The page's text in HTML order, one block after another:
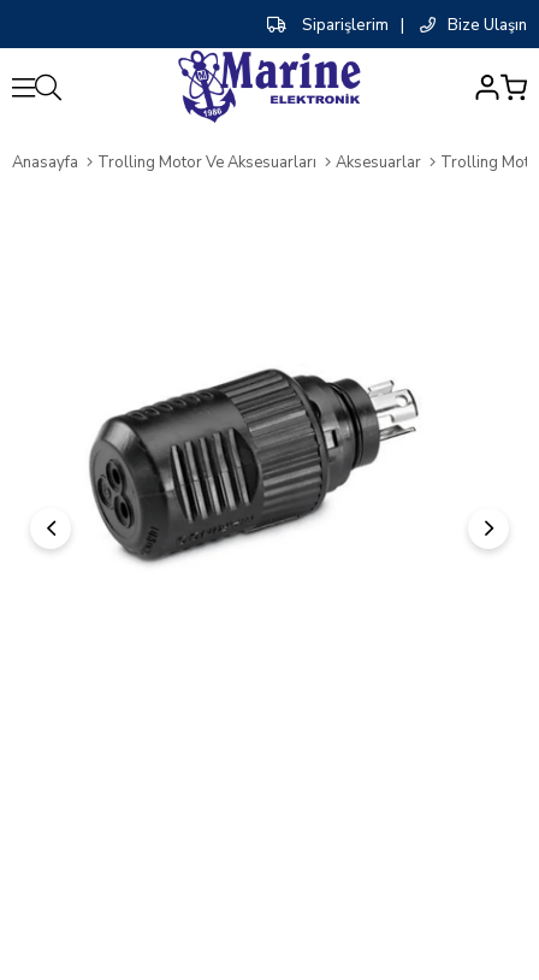
Siparişlerim | Bize Ulaşın
Anasayfa Trolling Motor Ve Aksesuarları Aksesuarlar Trolling